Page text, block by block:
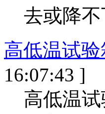
去或降
高低温试
16:07:43 ]
高低温